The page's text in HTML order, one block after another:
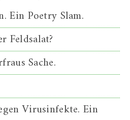
Ein Poetry Slam.
Feldsalat?
Sache.
Virusinfekte. Ein